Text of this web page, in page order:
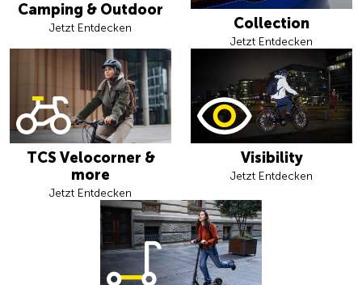
Camping & Outdoor
Jetzt Entdecken Collection
Jetzt Entdecken
TCS Velocorner &
more
Jetzt Entdecken
Visibility
Jetzt Entdecken